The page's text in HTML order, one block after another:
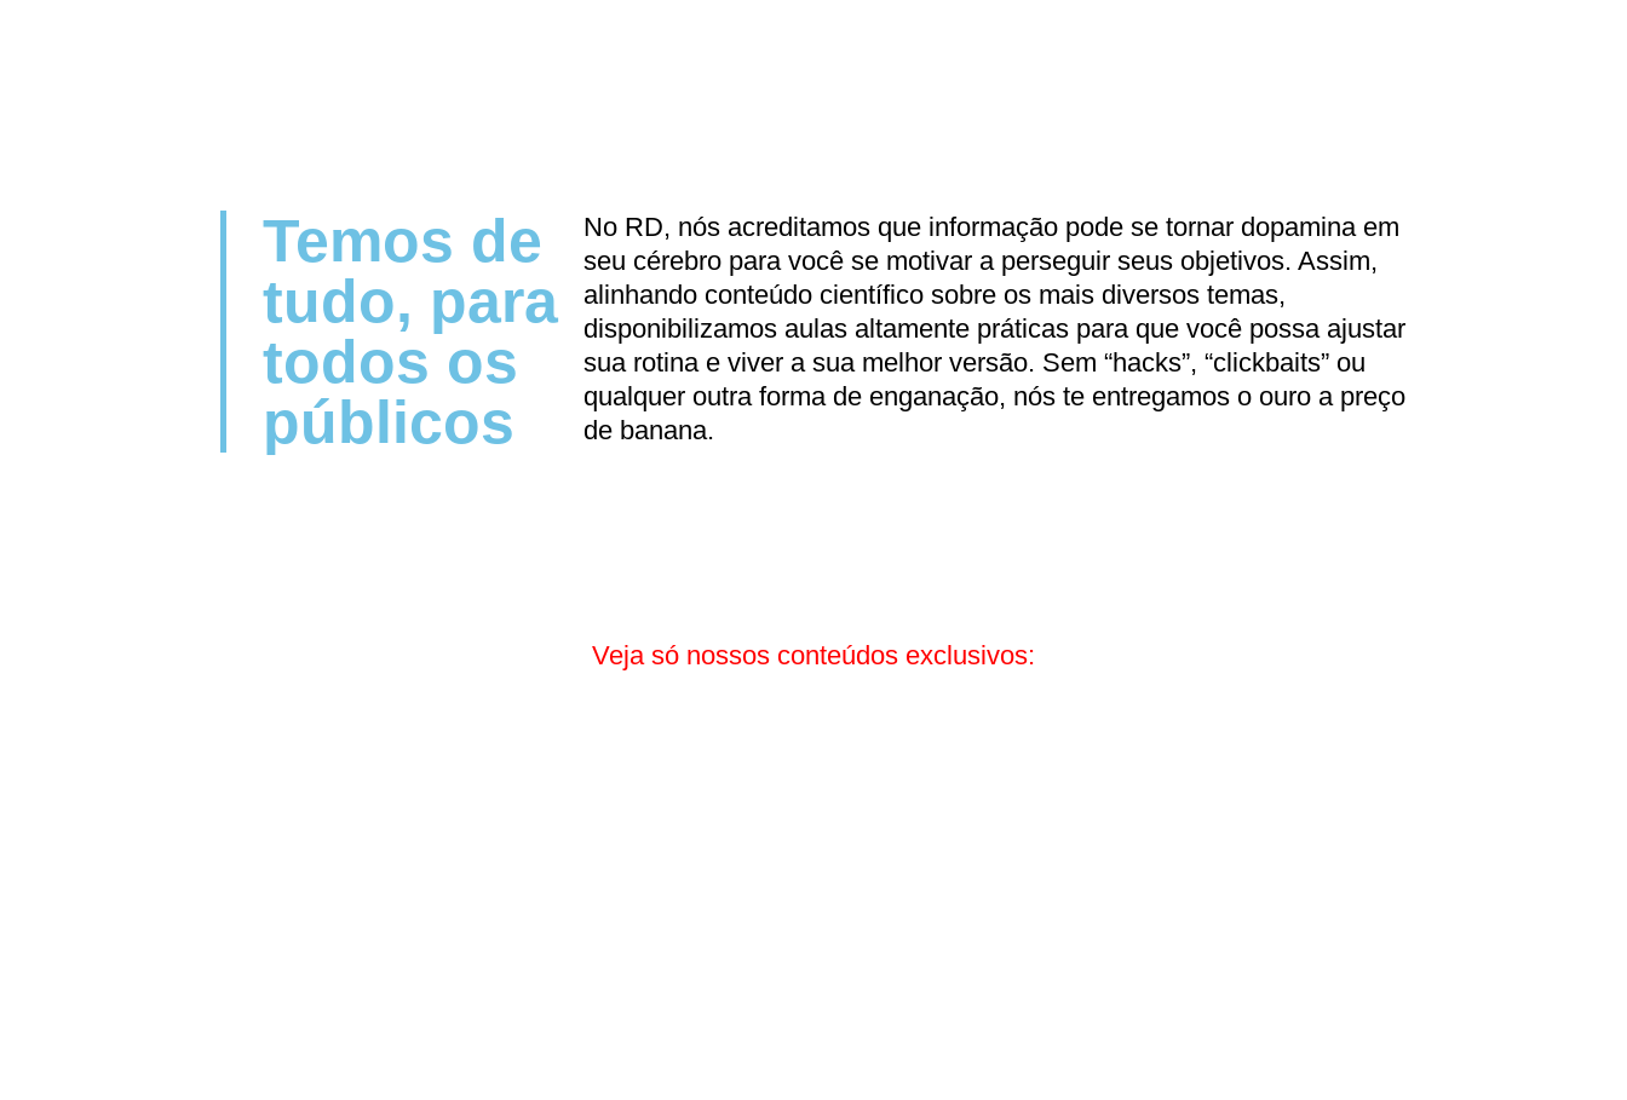
Temos de
tudo, para
todos os
públicos
No RD, nós acreditamos que informação pode se tornar dopamina em
seu cérebro para você se motivar a perseguir seus objetivos. Assim,
alinhando conteúdo científico sobre os mais diversos temas,
disponibilizamos aulas altamente práticas para que você possa ajustar
sua rotina e viver a sua melhor versão. Sem “hacks”, “clickbaits” ou
qualquer outra forma de enganação, nós te entregamos o ouro a preço
de banana.
Veja só nossos conteúdos exclusivos: